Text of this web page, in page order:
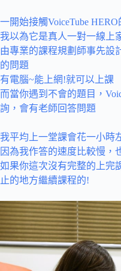
一開始接觸VoiceTube
我以為它是真人一對一線上
由專業的課程規劃師事先設
的問題
有電腦~能上網!就可以上課
而當你遇到不會的題目，
詢，會有老師回答問題
我平均上一堂課會花一小時
因為我作答的速度比較慢，
如果你這次沒有完整的上完
止的地方繼續課程的!